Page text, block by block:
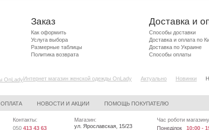
Заказ
Как оформить
Услуга выбора
Размерные таблицы
Политика возврата
Доставка и
Способы доставки
Доставка и оплата по
Доставка по Украине
Способы оплаты
Интернет магазин женской одежды OnLady Актуально Новинки
ОПЛАТА НОВОСТИ И АКЦИИ ПОМОЩЬ ПОКУПАТЕЛЮ
Контакты:
050 413 43 63
Магазин:
ул. Ярославская, 15/23
Час роботи магазину
Понеділок
10:00 -